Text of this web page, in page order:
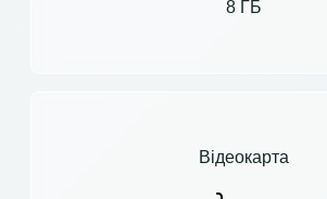
8 ГБ
Відеокарта